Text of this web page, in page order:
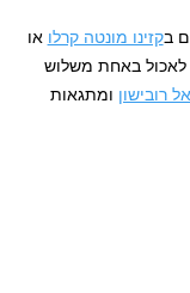
בקזינו מונטה קרלו או
לאכול באחת משלוש
רובישון ומתגאות